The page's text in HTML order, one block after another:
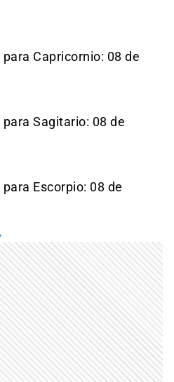
Capricornio: 08 de
Sagitario: 08 de
Escorpio: 08 de